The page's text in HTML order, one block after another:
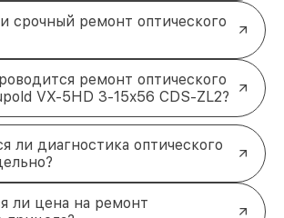
срочный ремонт оптического
ремонт оптического
VX-5HD 3-15x56 CDS-ZL2?
ли диагностика оптического
ли цена на ремонт